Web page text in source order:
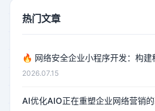
热门文章
🔥 网络安全企业小程序开发：构
2026.07.15
AI优化AIO正在重塑企业网络营销